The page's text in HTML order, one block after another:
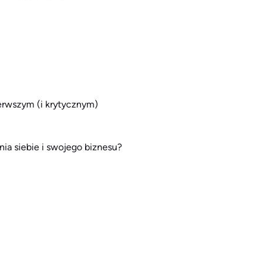
(i krytycznym)
siebie i swojego biznesu?